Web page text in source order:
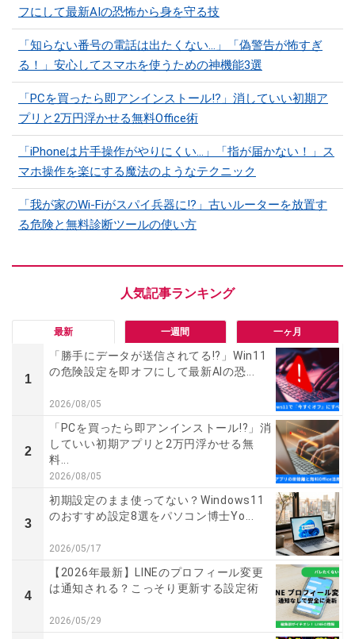
フにして最新AIの恐怖から身を守る技
「知らない番号の電話は出たくない…」「偽警告が怖すぎ
る！」安心してスマホを使うための神機能3選
「PCを買ったら即アンインストール!?」消していい初期ア
プリと2万円浮かせる無料Office術
「iPhoneは片手操作がやりにくい…」「指が届かない！」ス
マホ操作を楽にする魔法のようなテクニック
「我が家のWi-Fiがスパイ兵器に!?」古いルーターを放置す
る危険と無料診断ツールの使い方
最新 一週間 一ヶ月
1
「勝手にデータが送信されてる!?」Win11
の危険設定を即オフにして最新AIの恐...
2026/08/05
2
「PCを買ったら即アンインストール!?」消
していい初期アプリと2万円浮かせる無
料...
2026/08/05
3
初期設定のまま使ってない？Windows11
のおすすめ設定8選をパソコン博士Yo...
2026/05/17
4
【2026年最新】LINEのプロフィール変更
は通知される？こっそり更新する設定術
2026/05/29